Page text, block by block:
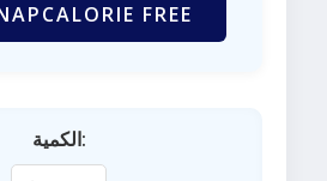
FREE
الكمية: